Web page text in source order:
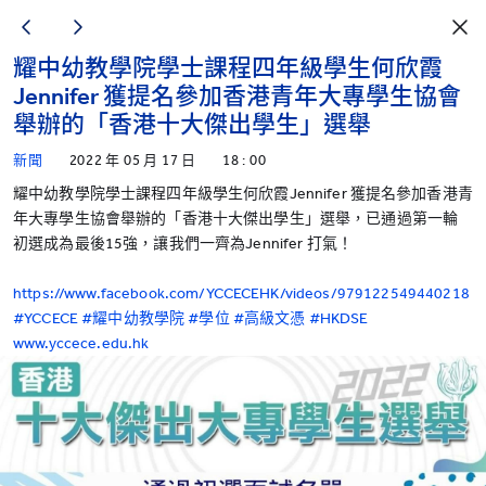
耀中幼教學院學士課程四年級學生何欣霞
Jennifer 獲提名參加香港青年大專學生協會
舉辦的「香港十大傑出學生」選舉
新聞 2022 年 05 月 17 日 18 : 00
耀中幼教學院學士課程四年級學生何欣霞Jennifer 獲提名參加香港青
年大專學生協會舉辦的「香港十大傑出學生」選舉，已通過第一輪
初選成為最後15強，讓我們一齊為Jennifer 打氣！
https://www.facebook.com/YCCECEHK/videos/979122549440218
#YCCECE#耀中幼教學院#學位 #高級文憑 #HKDSE
www.yccece.edu.hk